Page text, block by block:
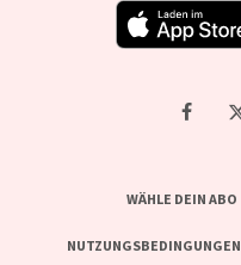
WÄHLE DEIN ABO
NUTZUNGSBEDINGUNGEN